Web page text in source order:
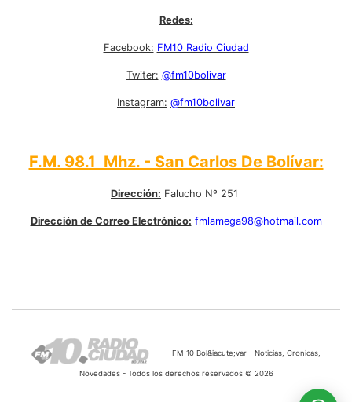
Redes:
Facebook: FM10 Radio Ciudad
Twiter: @fm10bolivar
Instagram: @fm10bolivar
F.M. 98.1 Mhz. - San Carlos De Bolívar:
Dirección: Falucho Nº 251
Dirección de Correo Electrónico: fmlamega98@hotmail.com
FM 10 Bol&iacute;var - Noticias, Cronicas,
Novedades - Todos los derechos reservados © 2026